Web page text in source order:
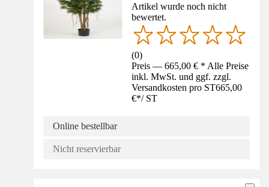
Artikel wurde noch nicht
bewertet.
(0)
Preis — 665,00 € * Alle Preise
inkl. MwSt. und ggf. zzgl.
Versandkosten pro ST665,00
€*/ ST
Online bestellbar
Nicht reservierbar